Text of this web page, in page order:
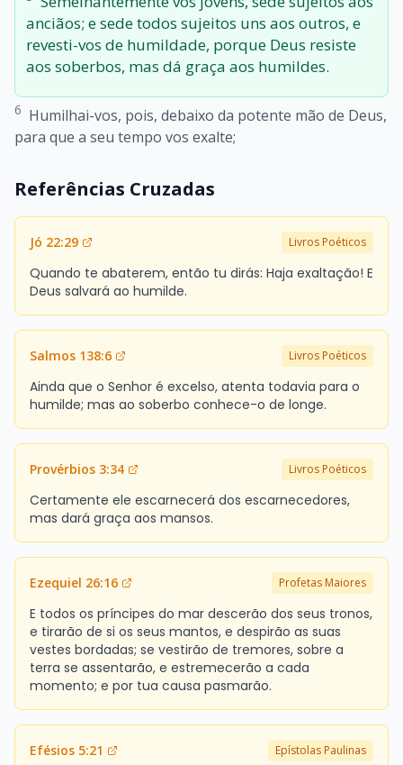
anciãos; e sede todos sujeitos uns aos outros, e
revesti-vos de humildade, porque Deus resiste
aos soberbos, mas dá graça aos humildes.
6 Humilhai-vos, pois, debaixo da potente mão de Deus,
para que a seu tempo vos exalte;
Referências Cruzadas
Jó 22:29 Livros Poéticos
Quando te abaterem, então tu dirás: Haja exaltação! E
Deus salvará ao humilde.
Salmos 138:6 Livros Poéticos
Ainda que o Senhor é excelso, atenta todavia para o
humilde; mas ao soberbo conhece-o de longe.
Provérbios 3:34 Livros Poéticos
Certamente ele escarnecerá dos escarnecedores,
mas dará graça aos mansos.
Ezequiel 26:16 Profetas Maiores
E todos os príncipes do mar descerão dos seus tronos,
e tirarão de si os seus mantos, e despirão as suas
vestes bordadas; se vestirão de tremores, sobre a
terra se assentarão, e estremecerão a cada
momento; e por tua causa pasmarão.
Efésios 5:21 Epístolas Paulinas